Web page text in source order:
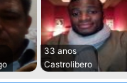
33 anos
Castrolibero